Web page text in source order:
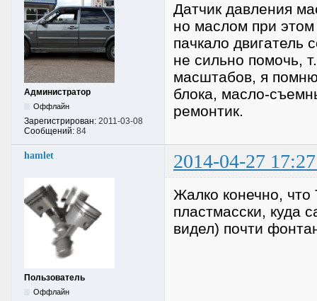
Администратор
Оффлайн
Зарегистрирован: 2011-03-08
Сообщений: 84
Датчик давления
но маслом при этом
пачкало двигатель
не сильно помочь,
масштабов, я
блока, масло-
ремонтик.
hamlet 2014-04-27
Пользователь
Оффлайн
Жалко конечно,
пластмасски, куда
видел) почти